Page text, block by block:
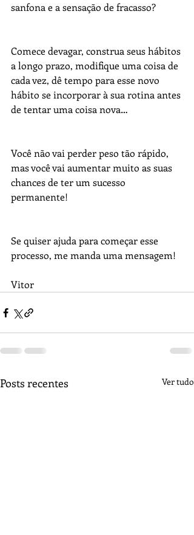
sanfona e a sensação de fracasso?
Comece devagar, construa seus hábitos
a longo prazo, modifique uma coisa de
cada vez, dê tempo para esse novo
hábito se incorporar à sua rotina antes
de tentar uma coisa nova…
Você não vai perder peso tão rápido,
mas você vai aumentar muito as suas
chances de ter um sucesso
permanente!
Se quiser ajuda para começar esse
processo, me manda uma mensagem!
Vitor
Posts recentes Ver tudo